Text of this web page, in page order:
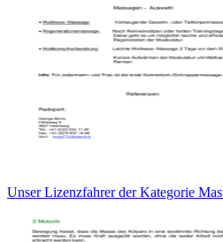
Unser Lizenzfahrer der Kategorie